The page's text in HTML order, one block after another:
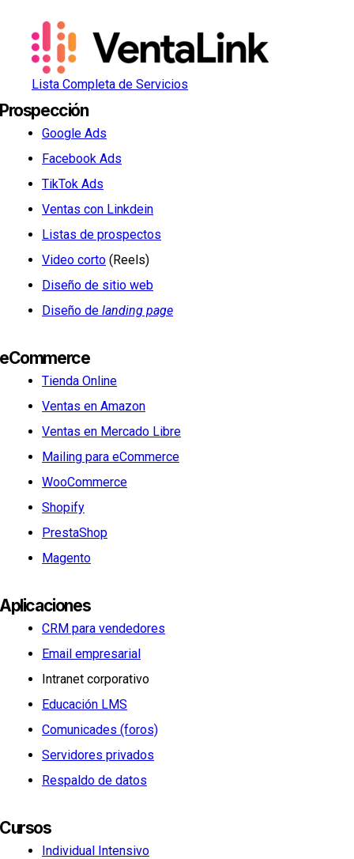
Lista Completa de Servicios
Prospección
Google Ads
Facebook Ads
TikTok Ads
Ventas con Linkdein
Listas de prospectos
Video corto (Reels)
Diseño de sitio web
Diseño de landing page
eCommerce
Tienda Online
Ventas en Amazon
Ventas en Mercado Libre
Mailing para eCommerce
WooCommerce
Shopify
PrestaShop
Magento
Aplicaciones
CRM para vendedores
Email empresarial
Intranet corporativo
Educación LMS
Comunicades (foros)
Servidores privados
Respaldo de datos
Cursos
Individual Intensivo